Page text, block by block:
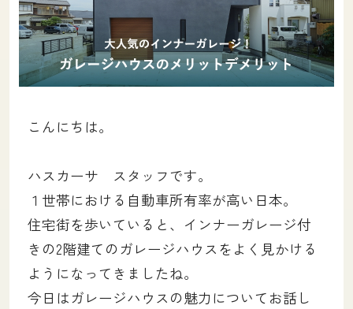
各種お問い合わせ
カタログ請求
来場予約
イベント情報
プライバシーポリシー
カスタマーハラスメントポリシー
こんにちは。
ハスカーサ スタッフです。
１世帯における自動車所有率が高い日本。
住宅街を歩いていると、インナーガレージ付
きの2階建てのガレージハウスをよく見かける
ようになってきましたね。
今日はガレージハウスの魅力についてお話し